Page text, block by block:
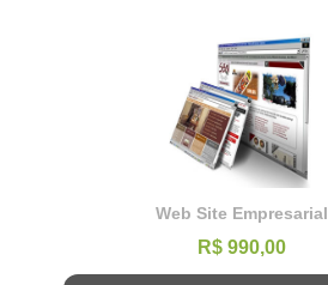
Web Site Empresarial
R$ 990,00